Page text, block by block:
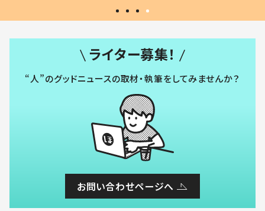
ライター募集！
“人”のグッドニュースの取材・執筆をしてみませんか？
お問い合わせページへ